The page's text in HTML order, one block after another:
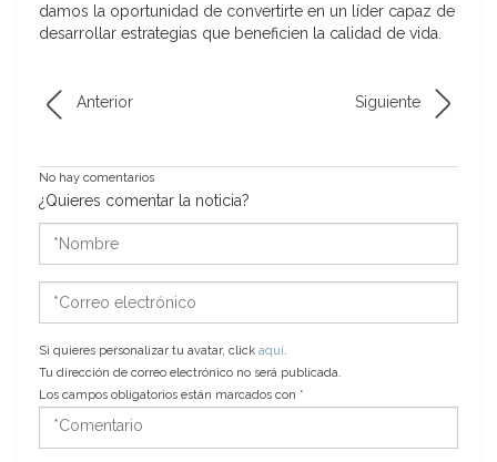
damos la oportunidad de convertirte en un líder capaz de
desarrollar estrategias que beneficien la calidad de vida.
Anterior Siguiente
No hay comentarios
¿Quieres comentar la noticia?
*Nombre
*Correo
electrónico
Si quieres personalizar tu avatar, click aquí.
Tu dirección de correo electrónico no será publicada.
Los campos obligatorios están marcados con *
*Comentario